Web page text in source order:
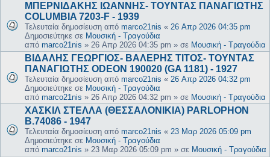
ΜΠΕΡΝΙΔΑΚΗΣ ΙΩΑΝΝΗΣ- ΤΟΥΝΤΑΣ ΠΑΝΑΓΙΩΤΗΣ
COLUMBIA 7203-F - 1939
Τελευταία δημοσίευση από marco21nis « 26 Απρ 2026 04:35 pm
Δημοσιεύτηκε σε Μουσική - Τραγούδια
από marco21nis » 26 Απρ 2026 04:35 pm » σε Μουσική - Τραγούδια
ΒΙΔΑΛΗΣ ΓΕΩΡΓΙΟΣ- ΒΑΛΕΡΗΣ ΤΙΤΟΣ- ΤΟΥΝΤΑΣ
ΠΑΝΑΓΙΩΤΗΣ ODEON 190020 (GA 1181) - 1927
Τελευταία δημοσίευση από marco21nis « 26 Απρ 2026 04:32 pm
Δημοσιεύτηκε σε Μουσική - Τραγούδια
από marco21nis » 26 Απρ 2026 04:32 pm » σε Μουσική - Τραγούδια
ΧΑΣΚΙΛ ΣΤΕΛΛΑ (ΘΕΣΣΑΛΟΝΙΚΙΑ) PARLOPHON
B.74086 - 1947
Τελευταία δημοσίευση από marco21nis « 23 Μαρ 2026 05:09 pm
Δημοσιεύτηκε σε Μουσική - Τραγούδια
από marco21nis » 23 Μαρ 2026 05:09 pm » σε Μουσική - Τραγούδια